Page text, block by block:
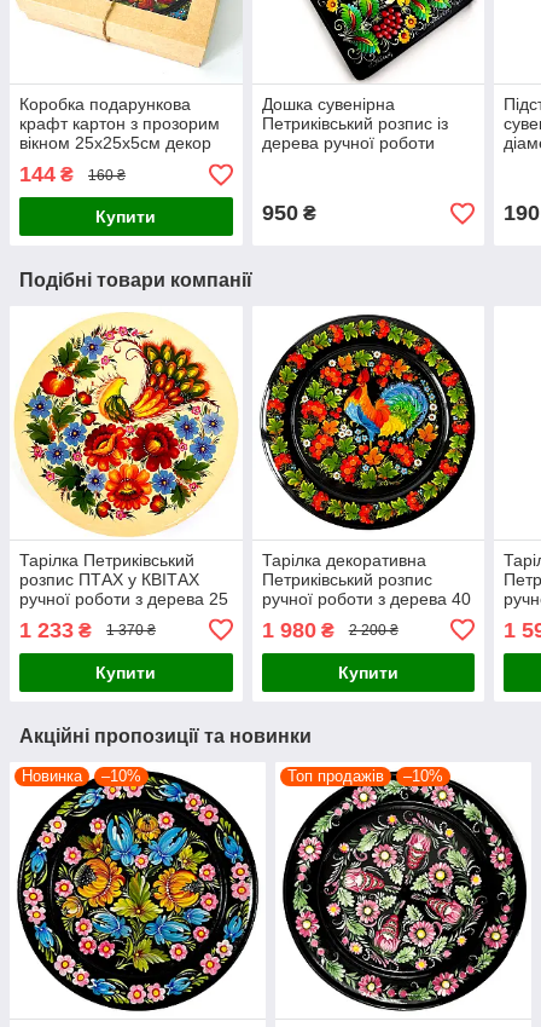
Коробка подарункова
крафт картон з прозорим
вікном 25х25х5см декор
144 ₴ 160 ₴
Купити
Дошка сувенірна
Петриківський розпис із
дерева ручної роботи
950₴ 190
Подібні товари компанії
Тарілка Петриківський
розпис ПТАХ у КВІТАХ
ручної роботи з дерева 25
1 233 ₴ 1 370 ₴
Купити
Тарілка декоративна
Петриківський розпис
ручної роботи з дерева 40
Український сувенір
1 980₴ 2 200 ₴
Купити
1
Акційні пропозиції та новинки
Новинка –10% Топ продажів –10%